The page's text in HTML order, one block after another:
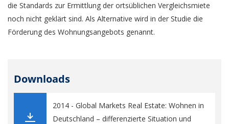
die Standards zur Ermittlung der ortsüblichen Vergleichsmiete
noch nicht geklärt sind. Als Alternative wird in der Studie die
Förderung des Wohnungsangebots genannt.
Downloads
2014 - Global Markets Real Estate: Wohnen in
Deutschland – differenzierte Situation und